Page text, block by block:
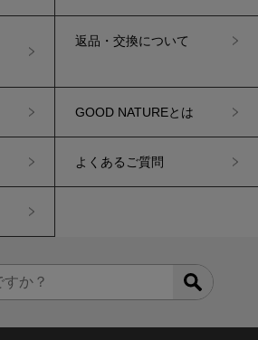
返品・交換について
GOOD NATUREとは
よくあるご質問